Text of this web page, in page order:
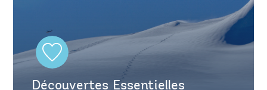
Découvertes Essentielles